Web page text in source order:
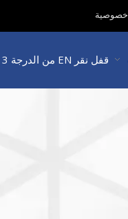
خصوصية
قفل نقر EN من الدرجة 3